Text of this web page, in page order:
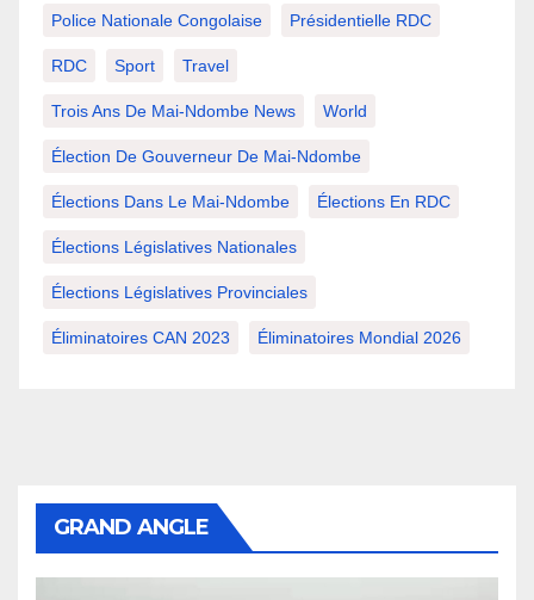
Police Nationale Congolaise Présidentielle RDC
RDC Sport Travel
Trois Ans De Mai-Ndombe News World
Élection De Gouverneur De Mai-Ndombe
Élections Dans Le Mai-Ndombe Élections En RDC
Élections Législatives Nationales
Élections Législatives Provinciales
Éliminatoires CAN 2023 Éliminatoires Mondial 2026
GRAND ANGLE